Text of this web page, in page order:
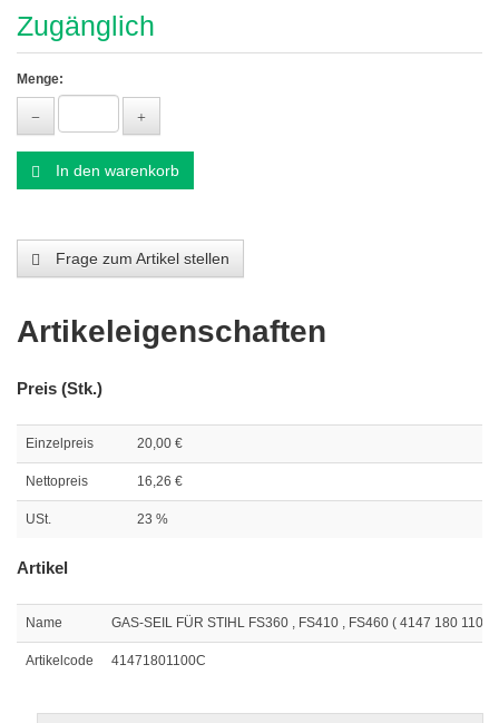
Zugänglich
Menge:
In den warenkorb
Frage zum Artikel stellen
Artikeleigenschaften
Preis (Stk.)
Einzelpreis 20,00 €
Nettopreis 16,26 €
USt. 23 %
Artikel
Name GAS-SEIL FÜR STIHL FS360 , FS410 , FS460 ( 4147 180 1100 )
Artikelcode 41471801100C